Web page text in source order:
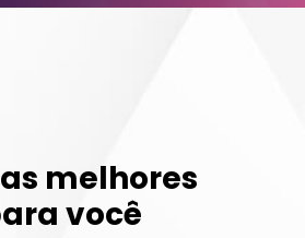
melhores
você